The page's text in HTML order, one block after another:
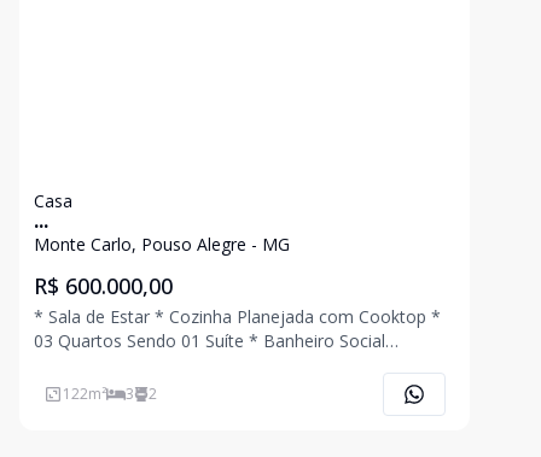
Casa
...
Monte Carlo, Pouso Alegre - MG
R$ 600.000,00
* Sala de Estar * Cozinha Planejada com Cooktop *
03 Quartos Sendo 01 Suíte * Banheiro Social
Garagem Coberta Ligue Agora Mesmo e Agende
122m² 3 2